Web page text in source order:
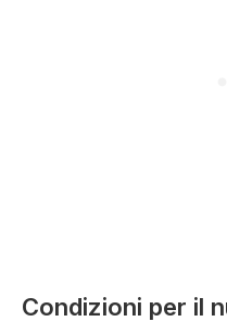
Condizioni per il